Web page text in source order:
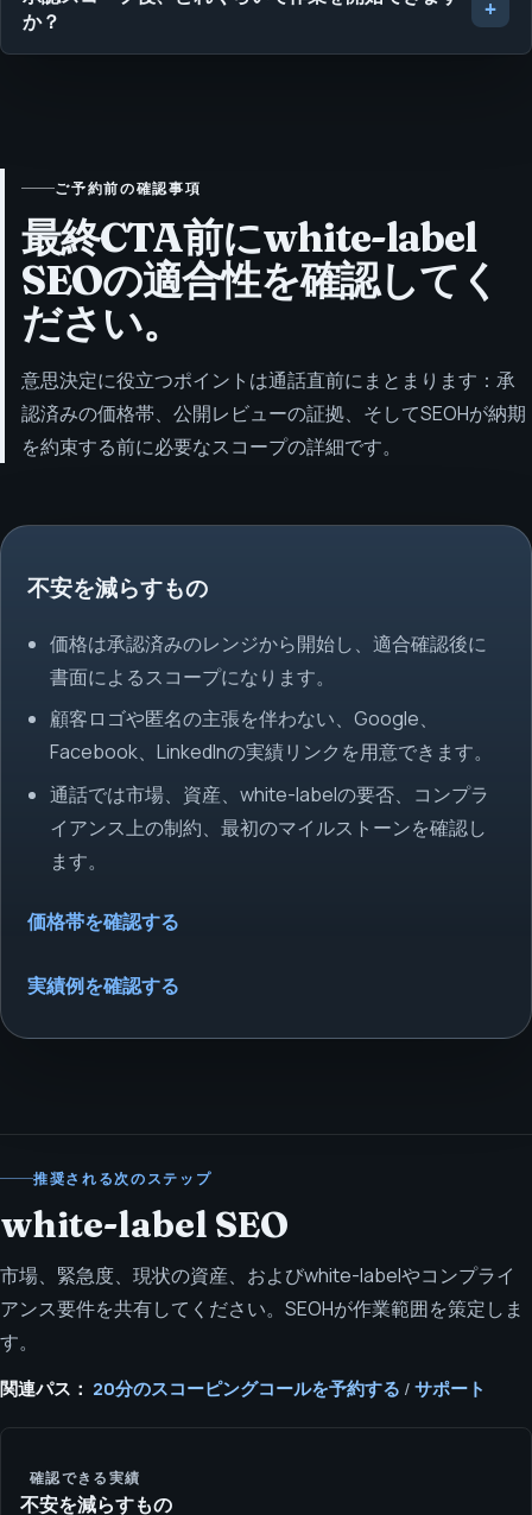
か？
ご予約前の確認事項
最終CTA前にwhite-label
SEOの適合性を確認してく
ださい。
意思決定に役立つポイントは通話直前にまとまります：承
認済みの価格帯、公開レビューの証拠、そしてSEOHが納期
を約束する前に必要なスコープの詳細です。
不安を減らすもの
価格は承認済みのレンジから開始し、適合確認後に
書面によるスコープになります。
顧客ロゴや匿名の主張を伴わない、Google、
Facebook、LinkedInの実績リンクを用意できます。
通話では市場、資産、white-labelの要否、コンプラ
イアンス上の制約、最初のマイルストーンを確認し
ます。
価格帯を確認する
実績例を確認する
推奨される次のステップ
white-label SEO
市場、緊急度、現状の資産、およびwhite-labelやコンプライ
アンス要件を共有してください。SEOHが作業範囲を策定しま
す。
関連パス： 20分のスコーピングコールを予約する / サポート
確認できる実績
不安を減らすもの